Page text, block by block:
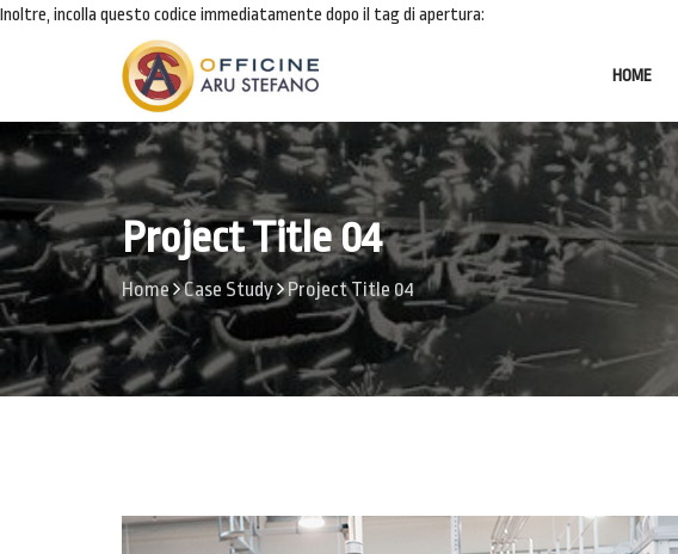
Inoltre, incolla questo codice immediatamente dopo il tag di apertura:
HOME
Project Title 04
Home Case Study Project Title 04